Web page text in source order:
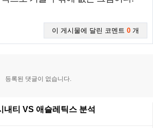
이 게시물에 달린 코멘트 0 개
등록된 댓글이 없습니다.
티 VS 애슬레틱스 분석